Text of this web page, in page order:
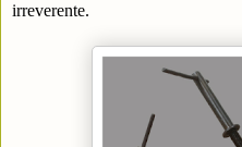
irreverente.